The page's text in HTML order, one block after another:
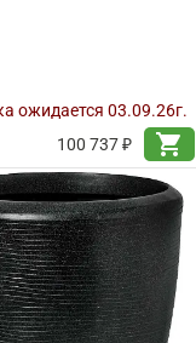
ожидается 03.09.26г.
100 737 ₽
shopping_cart